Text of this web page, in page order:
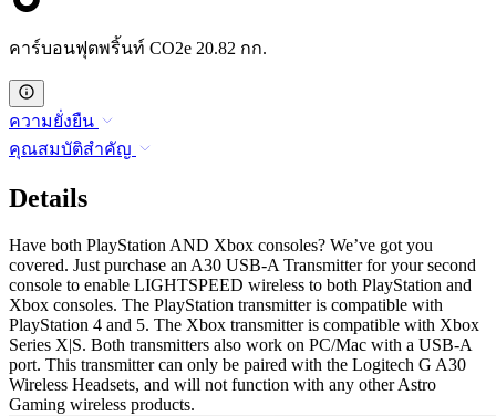
คาร์บอนฟุตพริ้นท์ CO2e 20.82 กก.
ความยั่งยืน
คุณสมบัติสำคัญ
Details
Have both PlayStation AND Xbox consoles? We’ve got you
covered. Just purchase an A30 USB-A Transmitter for your second
console to enable LIGHTSPEED wireless to both PlayStation and
Xbox consoles. The PlayStation transmitter is compatible with
PlayStation 4 and 5. The Xbox transmitter is compatible with Xbox
Series X|S. Both transmitters also work on PC/Mac with a USB-A
port. This transmitter can only be paired with the Logitech G A30
Wireless Headsets, and will not function with any other Astro
Gaming wireless products.